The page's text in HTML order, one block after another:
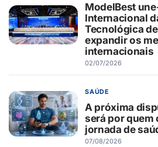
ModelBest
Internacional
Tecnológica
expandir os
internacionais
02/07/2026
SAÚDE
A próxima
será por quem
jornada de
07/08/2026